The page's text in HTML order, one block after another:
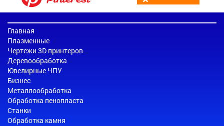
Главная
Плазменные
Чертежи 3D принтеров
Деревообработка
Ювелирные ЧПУ
Бизнес
Металлообработка
Обработка пенопласта
Станки
Обработка камня